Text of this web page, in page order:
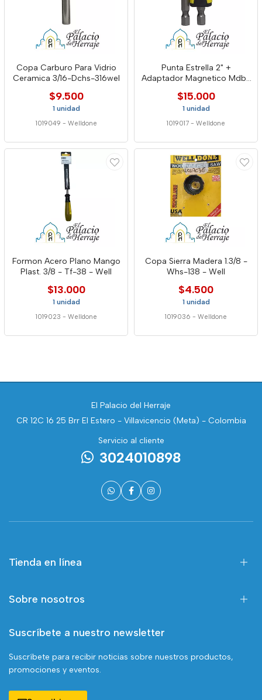
Copa Carburo Para Vidrio
Ceramica 3/16-Dchs-316wel
$9.500
1 unidad
1019049 - Welldone
Punta Estrella 2" +
Adaptador Magnetico Mdb-
$15.000
1 unidad
1019017 - Welldone
Formon Acero Plano Mango
Plast. 3/8 - Tf-38 - Well
$13.000
1 unidad
1019023 - Welldone
Copa Sierra Madera 1.3/8 -
Whs-138 - Well
$4.500
1 unidad
1019036 - Welldone
El Palacio del Herraje
CR 12C 16 25 Brr El Estero - Villavicencio (Meta) - Colombia
Servicio al cliente
3024010898
Tienda en línea
Sobre nosotros
Suscríbete a nuestro newsletter
Suscríbete para recibir noticias sobre nuestros productos,
promociones y eventos.